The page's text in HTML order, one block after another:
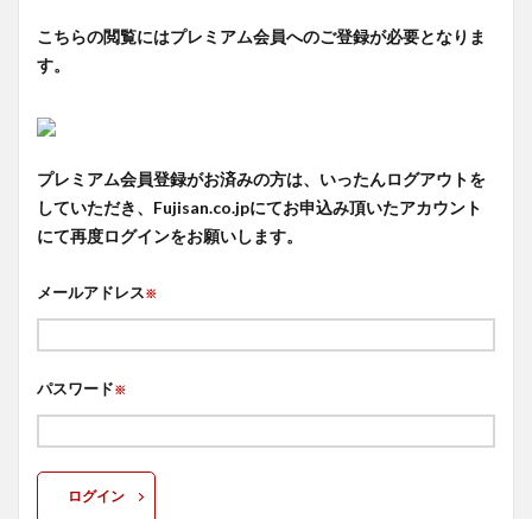
こちらの閲覧にはプレミアム会員へのご登録が必要となりま
す。
プレミアム会員登録がお済みの方は、いったんログアウトを
していただき、Fujisan.co.jpにてお申込み頂いたアカウント
にて再度ログインをお願いします。
メールアドレス※
パスワード※
ログイン